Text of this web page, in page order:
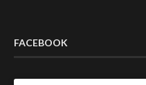
FACEBOOK